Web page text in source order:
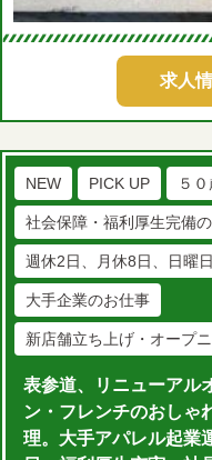
求人
NEW PICK UP ５
社会保障・福利厚生完備
週休2日、月休8日、日曜
大手企業のお仕事
新店舗立ち上げ・オープ
表参道、リニューアル
ン・フレンチのおしゃ
理。大手アパレル起業